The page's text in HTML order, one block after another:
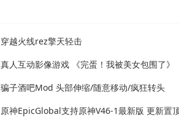
穿越火线rez擎天轻击
真人互动影像游戏 《完蛋！我被美女包围了》
骗子酒吧Mod 头部伸缩/随意移动/疯狂转头
原神EpicGlobal支持原神V46-1最新版 更新置